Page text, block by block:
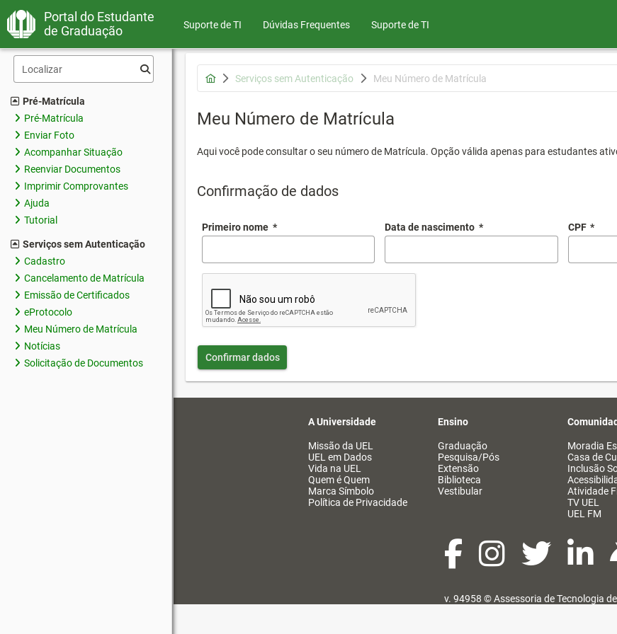
Portal do Estudante
de Graduação
Suporte de TI Dúvidas Frequentes Suporte de TI
Pré-Matrícula
Pré-Matrícula
Enviar Foto
Acompanhar Situação
Reenviar Documentos
Imprimir Comprovantes
Ajuda
Tutorial
Serviços sem Autenticação
Cadastro
Cancelamento de Matrícula
Emissão de Certificados
eProtocolo
Meu Número de Matrícula
Notícias
Solicitação de Documentos
Serviços sem Autenticação Meu Número de Matrícula
Meu Número de Matrícula
Aqui você pode consultar o seu número de Matrícula. Opção válida apenas para estudantes
Confirmação de dados
Primeiro nome * Data de nascimento * CPF *
Confirmar dados
A Universidade
Missão da UEL
UEL em Dados
Vida na UEL
Quem é Quem
Marca Símbolo
Política de Privacidade
Ensino
Graduação
Pesquisa/Pós
Extensão
Biblioteca
Vestibular
Moradia
Casa de
Inclusão
Atividade
TV UEL
UEL FM
v. 94958 ©Assessoria de Tecnologia